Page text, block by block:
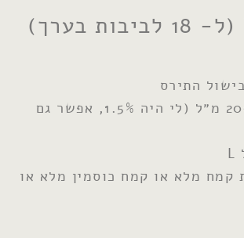
בערך)
גביע יוגורט 200 מ״ל (לי היה 1.5%, אפשר גם
קמח מלא או קמח כוסמין מלא או